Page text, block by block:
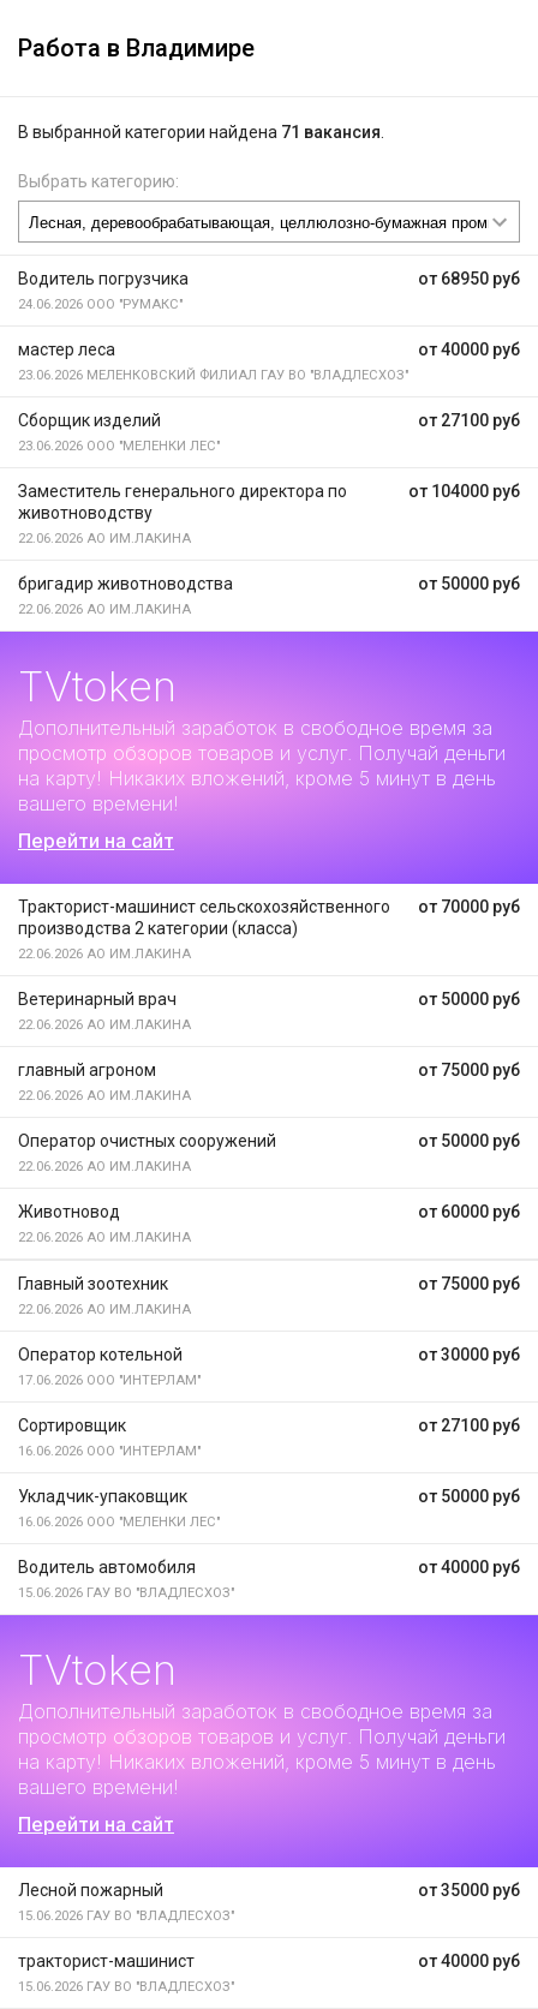
Работа в Владимире
В выбранной категории найдена 71 вакансия
Выбрать категорию:
от 68950 руб
Водитель погрузчика
24.06.2026 ООО "РУМАКС"
от 40000 руб
мастер леса
23.06.2026 МЕЛЕНКОВСКИЙ ФИЛИАЛ ГАУ ВО "ВЛАДЛЕСХОЗ"
от 27100 руб
Сборщик изделий
23.06.2026 ООО "МЕЛЕНКИ ЛЕС"
от 104000 руб
Заместитель генерального директора по
животноводству
22.06.2026 АО ИМ.ЛАКИНА
от 50000 руб
бригадир животноводства
22.06.2026 АО ИМ.ЛАКИНА
TVtoken
Дополнительный заработок в свободное время за
просмотр обзоров товаров и услуг. Получай деньги
на карту! Никаких вложений, кроме 5 минут в день
вашего времени!
Перейти на сайт
от 70000 руб
Тракторист-машинист сельскохозяйственного
производства 2 категории (класса)
22.06.2026 АО ИМ.ЛАКИНА
от 50000 руб
Ветеринарный врач
22.06.2026 АО ИМ.ЛАКИНА
от 75000 руб
главный агроном
22.06.2026 АО ИМ.ЛАКИНА
от 50000 руб
Оператор очистных сооружений
22.06.2026 АО ИМ.ЛАКИНА
от 60000 руб
Животновод
22.06.2026 АО ИМ.ЛАКИНА
от 75000 руб
Главный зоотехник
22.06.2026 АО ИМ.ЛАКИНА
от 30000 руб
Оператор котельной
17.06.2026 ООО "ИНТЕРЛАМ"
от 27100 руб
Сортировщик
16.06.2026 ООО "ИНТЕРЛАМ"
от 50000 руб
Укладчик-упаковщик
16.06.2026 ООО "МЕЛЕНКИ ЛЕС"
от 40000 руб
Водитель автомобиля
15.06.2026 ГАУ ВО "ВЛАДЛЕСХОЗ"
TVtoken
Дополнительный заработок в свободное время за
просмотр обзоров товаров и услуг. Получай деньги
на карту! Никаких вложений, кроме 5 минут в день
вашего времени!
Перейти на сайт
от 35000 руб
Лесной пожарный
15.06.2026 ГАУ ВО "ВЛАДЛЕСХОЗ"
от 40000 руб
тракторист-машинист
15.06.2026 ГАУ ВО "ВЛАДЛЕСХОЗ"